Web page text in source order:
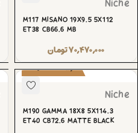
Niche
M117 MISANO 19X9.5 5X112
ET38 CB66.6 MB
۷۰,۴۷۰,۰۰۰تومان
پیش‌سفارش
Niche
M190 GAMMA 18X8 5X114.3
ET40 CB72.6 MATTE BLACK